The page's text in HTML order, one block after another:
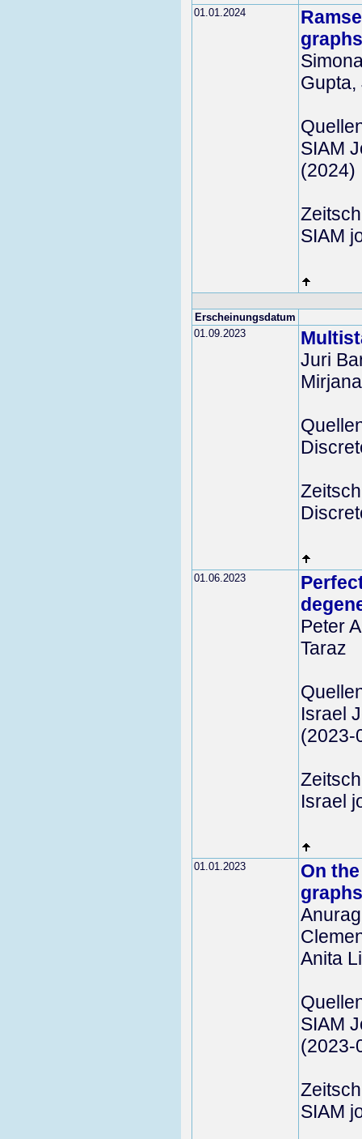
01.01.2024
SIAM
(2024)
SIAM
Erscheinungsdatum
01.09.2023
Juri
01.06.2023
Peter
Taraz
Israel
(2023-
Israel
01.01.2023
On
Anita
SIAM
(2023-
SIAM